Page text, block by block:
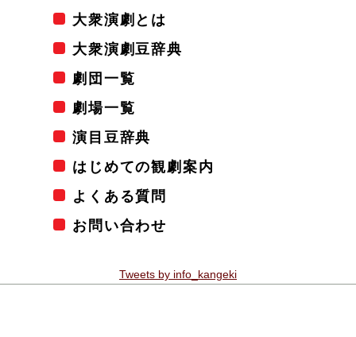
大衆演劇とは
大衆演劇豆辞典
劇団一覧
劇場一覧
演目豆辞典
はじめての観劇案内
よくある質問
お問い合わせ
Tweets by info_kangeki